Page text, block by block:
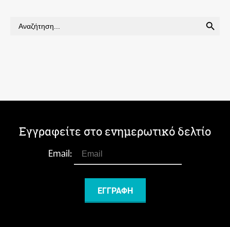
Search
for:
Εγγραφείτε στο ενημερωτικό δελτίο
Email: